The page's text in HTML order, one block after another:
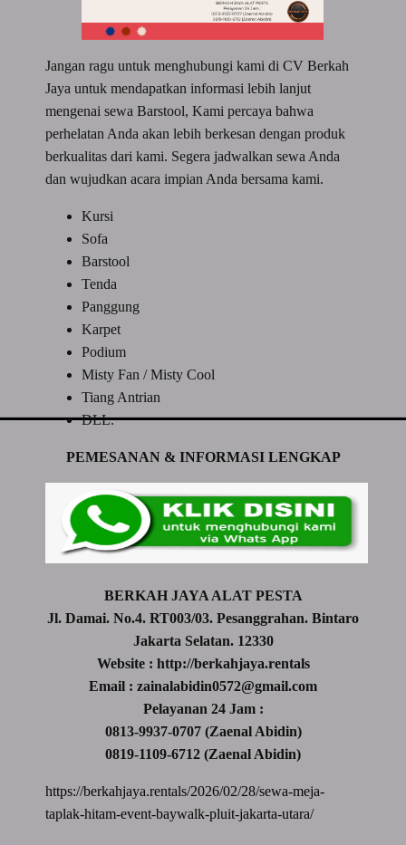
Jangan ragu untuk menghubungi kami di CV Berkah
Jaya untuk mendapatkan informasi lebih lanjut
mengenai sewa Barstool, Kami percaya bahwa
perhelatan Anda akan lebih berkesan dengan produk
berkualitas dari kami. Segera jadwalkan sewa Anda
dan wujudkan acara impian Anda bersama kami.
Kursi
Sofa
Barstool
Tenda
Panggung
Karpet
Podium
Misty Fan / Misty Cool
Tiang Antrian
DLL.
PEMESANAN & INFORMASI LENGKAP
BERKAH JAYA ALAT PESTA
Jl. Damai. No.4. RT003/03. Pesanggrahan. Bintaro
Jakarta Selatan. 12330
Website : http://berkahjaya.rentals
Email : zainalabidin0572@gmail.com
Pelayanan 24 Jam :
0813-9937-0707 (Zaenal Abidin)
0819-1109-6712 (Zaenal Abidin)
https://berkahjaya.rentals/2026/02/28/sewa-meja-
taplak-hitam-event-baywalk-pluit-jakarta-utara/